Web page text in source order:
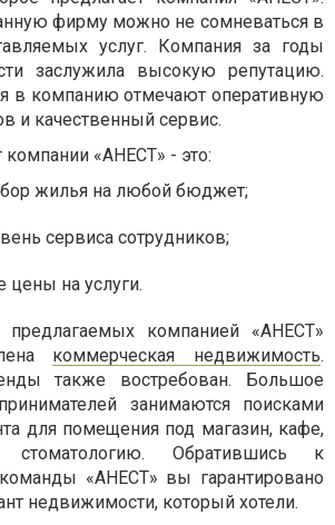
фирму можно не сомневаться в
услуг. Компания за годы
заслужила высокую репутацию.
в компанию отмечают оперативную
и качественный сервис.
компании «АНЕСТ» - это:
жилья на любой бюджет;
сервиса сотрудников;
на услуги.
предлагаемых компанией «АНЕСТ»
коммерческая недвижимость.
также востребован. Большое
занимаются поисками
для помещения под магазин, кафе,
стоматологию. Обратившись к
«АНЕСТ» вы гарантировано
недвижимости, который хотели.